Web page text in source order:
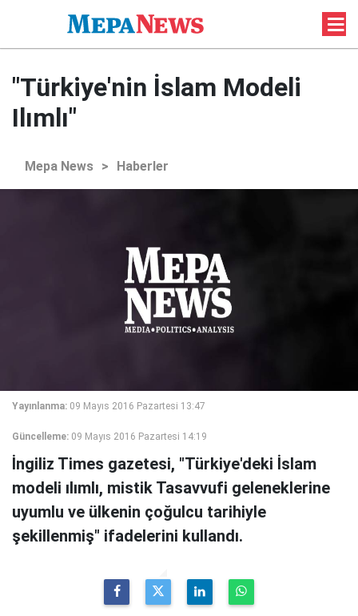
"Türkiye'nin İslam Modeli
Ilımlı"
Mepa News > Haberler
Yayınlanma: 09 Mayıs 2016 Pazartesi 13:47
Güncelleme: 09 Mayıs 2016 Pazartesi 14:19
İngiliz Times gazetesi, "Türkiye'deki İslam
modeli ılımlı, mistik Tasavvufi geleneklerine
uyumlu ve ülkenin çoğulcu tarihiyle
şekillenmiş" ifadelerini kullandı.